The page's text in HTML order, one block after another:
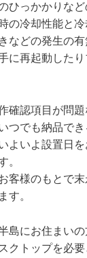
ひっかかりな
の冷却性能と
などの発生の
に再起動した
確認項目が問
つでも納品で
よいよ設置日
。
客様のもとで
す。
島にお住まい
クトップを必要